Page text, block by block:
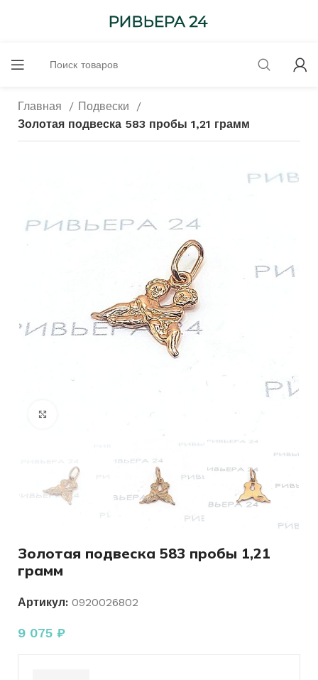
Главная
Подвески
Золотая подвеска 583 пробы 1,21 грамм
Золотая подвеска 583 пробы 1,21
грамм
Артикул: 0920026802
9 075 ₽